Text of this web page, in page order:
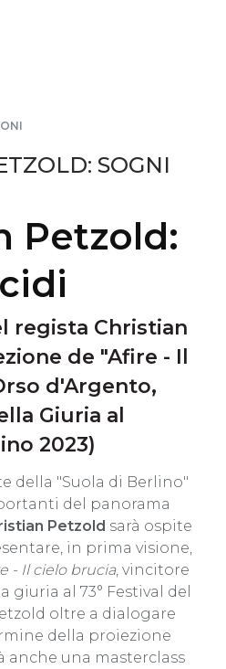
SOGNI
Petzold:
regista Christian
de "Afire - Il
d'Argento,
Giuria al
2023)
della "Suola di Berlino"
del panorama
Petzold sarà ospite
in prima visione,
- Il cielo brucia, vincitore
al 73° Festival del
oltre a dialogare
della proiezione
anche una masterclass